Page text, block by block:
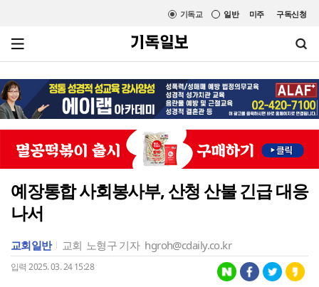
미주 구독신청
일반
기독교
예장통합 사회봉사부, 산청 산불 긴급 대응
나서
교회일반 교회 노형구 기자 hgroh@cdaily.co.kr
입력 2025. 03. 24 15:28